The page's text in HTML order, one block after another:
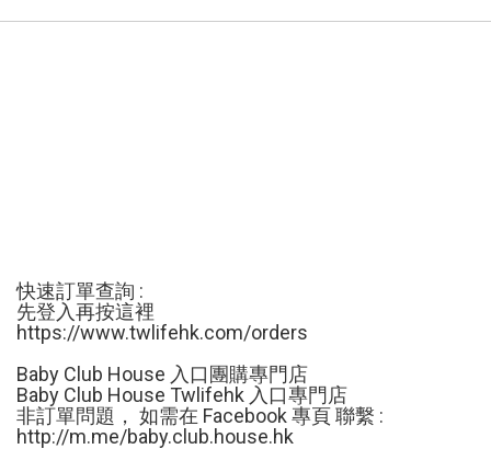
快速訂單查詢 :
先登入再按這裡
https://www.twlifehk.com/orders
Baby Club House 入口團購專門店
Baby Club House Twlifehk 入口專門店
非訂單問題， 如需在 Facebook 專頁 聯繫 :
http://m.me/baby.club.house.hk